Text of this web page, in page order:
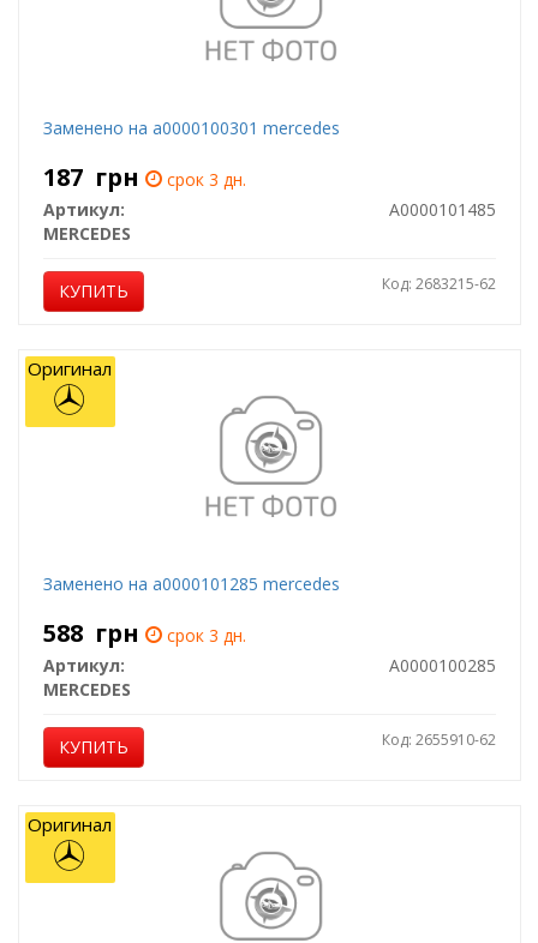
Заменено на a0000100301 mercedes
187 грн
срок 3 дн.
Артикул:
A0000101485
MERCEDES
КУПИТЬ Код: 2683215-62
Заменено на a0000101285 mercedes
588 грн
срок 3 дн.
Артикул:
A0000100285
MERCEDES
КУПИТЬ Код: 2655910-62
Оригинал
Оригинал